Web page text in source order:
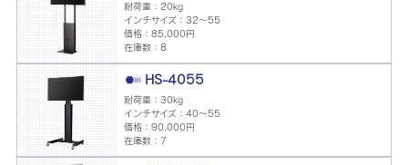
耐荷重：20kg
インチサイズ：32～55
価格：85,000円
在庫数：8
HS-4055
耐荷重：30kg
インチサイズ：40〜55
価格：90,000円
在庫数：7